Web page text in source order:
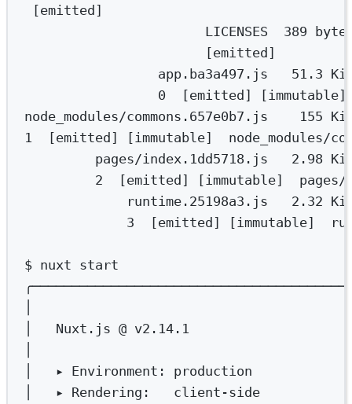
[emitted]
LICENSES
389
[emitted]
app.ba3a497.js
51.3
0
[emitted] [immutable]
node_modules/commons.657e0b7.js
155
1
[emitted] [immutable]  node_modules/
pages/index.1dd5718.js
2.98
2
[emitted] [immutable]  pages/
runtime.25198a3.js
2.32
3
[emitted] [immutable]
$ nuxt start
Nuxt.js @ v2.14.1
▸ Environment:
production
▸ Rendering:
client-side